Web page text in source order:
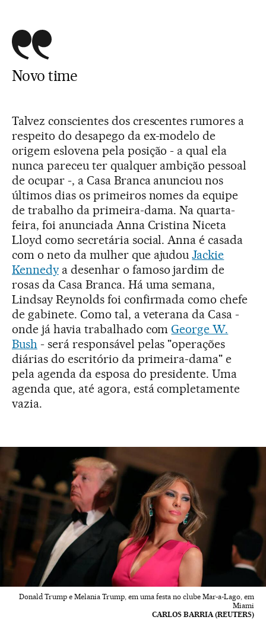
Novo time
Talvez conscientes dos crescentes rumores a
respeito do desapego da ex-modelo de
origem eslovena pela posição - a qual ela
nunca pareceu ter qualquer ambição pessoal
de ocupar -, a Casa Branca anunciou nos
últimos dias os primeiros nomes da equipe
de trabalho da primeira-dama. Na quarta-
feira, foi anunciada Anna Cristina Niceta
Lloyd como secretária social. Anna é casada
com o neto da mulher que ajudouJackie
Kennedya desenhar o famoso jardim de
rosas da Casa Branca. Há uma semana,
Lindsay Reynolds foi confirmada como chefe
de gabinete. Como tal, a veterana da Casa -
onde já havia trabalhado comGeorge W.
Bush - será responsável pelas "operações
diárias do escritório da primeira-dama" e
pela agenda da esposa do presidente. Uma
agenda que, até agora, está completamente
vazia.
Donald Trump e Melania Trump, em uma festa no clube Mar-a-Lago, em
Miami
CARLOS BARRIA (REUTERS)